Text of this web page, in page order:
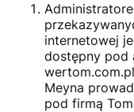
internetowej
dostępny pod
Meyna
pod firmą